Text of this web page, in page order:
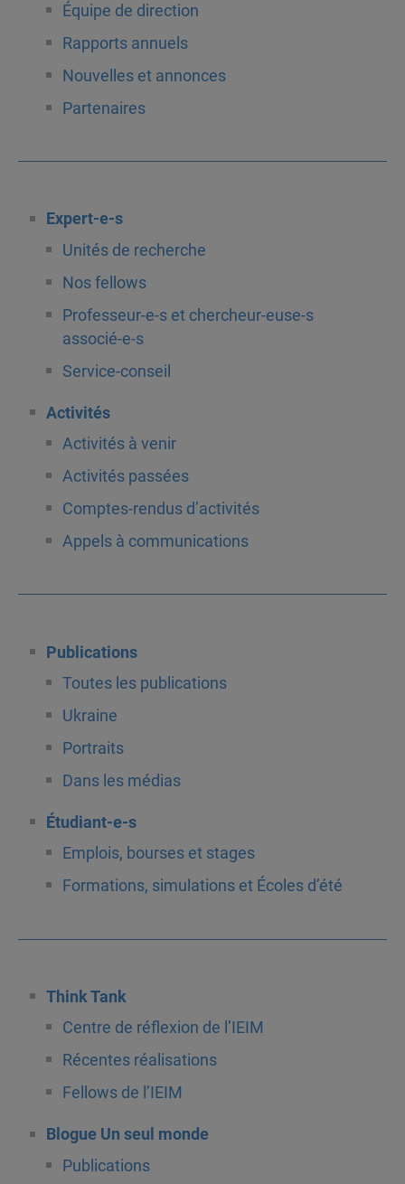
Équipe de direction
Rapports annuels
Nouvelles et annonces
Partenaires
Expert-e-s
Unités de recherche
Nos fellows
Professeur-e-s et chercheur-euse-s
associé-e-s
Service-conseil
Activités
Activités à venir
Activités passées
Comptes-rendus d’activités
Appels à communications
Publications
Toutes les publications
Ukraine
Portraits
Dans les médias
Étudiant-e-s
Emplois, bourses et stages
Formations, simulations et Écoles d’été
Think Tank
Centre de réflexion de l’IEIM
Récentes réalisations
Fellows de l’IEIM
Blogue Un seul monde
Publications